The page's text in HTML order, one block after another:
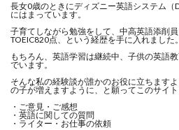
長女0歳のときにディズニー英語システム（
にはまっています。
子育てしながら勉強をして、中高英語添削員
TOEIC820点、という経歴を手に入れました。
もちろん、英語学習は継続中、子供の英語
でいます。
そんな私の経験談が誰かのお役に立ちます
の子が増えますように、と願ってこのサイト
・ご意見・ご感想
・英語に関しての質問
・ライター・お仕事の依頼